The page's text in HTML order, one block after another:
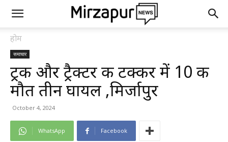
होम
समाचार
ट्रक और ट्रैक्टर की टक्कर में 10 की
मौत तीन घायल ,मिर्जापुर
October 4, 2024
WhatsApp Facebook